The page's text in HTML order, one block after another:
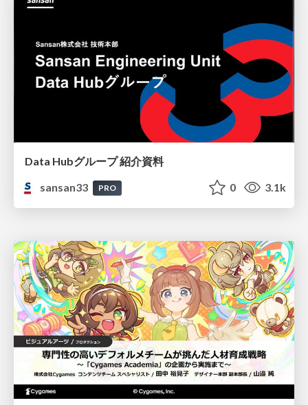
Data Hubグループ 紹介資料
sansan33
PRO 0 3.1k